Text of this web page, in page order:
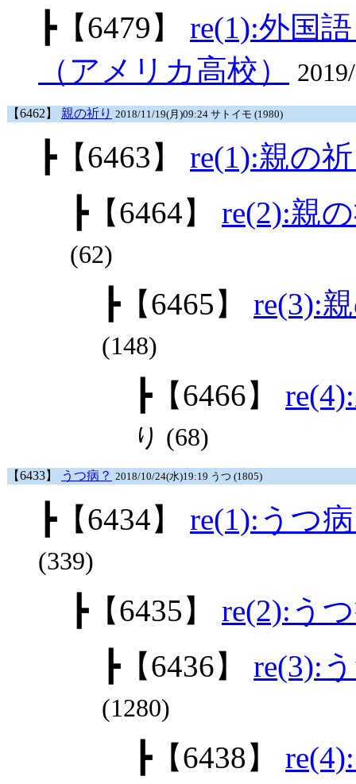
┣【6479】
re(1):外国
（アメリカ高校）
【6462】 親の祈り 2018/11/19(月)09:24 サトイモ (1980)
┣【6463】
re(1):親の
┣【6464】 re(2):親
(62)
┣【6465】 re(3):
(148)
┣【6466】
り (68)
【6433】 うつ病？ 2018/10/24(水)19:19 うつ (1805)
┣【6434】 re(1):うつ
(339)
┣【6435】
re(2):う
┣【6436】 re(3):
(1280)
┣【6438】